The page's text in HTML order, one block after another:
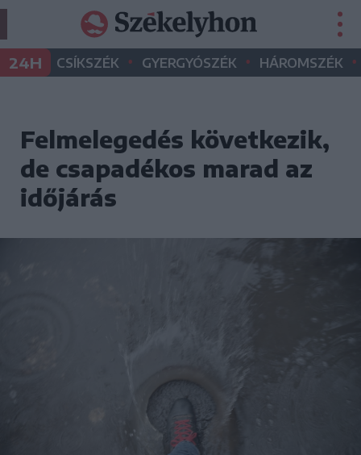
24H CSÍKSZÉK • GYERGYÓSZÉK • HÁROMSZÉK •
Felmelegedés következik,
de csapadékos marad az
időjárás